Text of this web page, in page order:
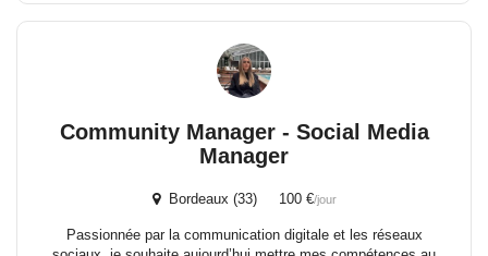
Community Manager - Social Media
Manager
Bordeaux (33) 100 €/jour
Passionnée par la communication digitale et les réseaux